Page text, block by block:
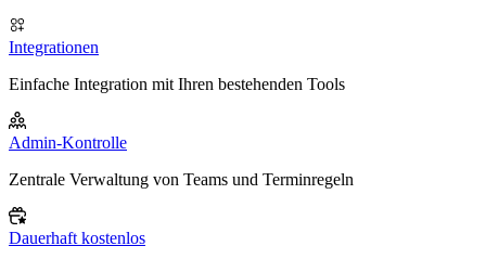
Integrationen
Einfache Integration mit Ihren bestehenden Tools
Admin-Kontrolle
Zentrale Verwaltung von Teams und Terminregeln
Dauerhaft kostenlos